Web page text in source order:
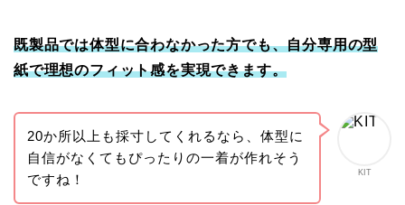
既製品では体型に合わなかった方でも、自分専用の型
紙で理想のフィット感を実現できます。
KIT
20か所以上も採寸してくれるなら、体型に
自信がなくてもぴったりの一着が作れそう
ですね！